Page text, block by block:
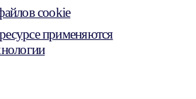
cookie
применяются